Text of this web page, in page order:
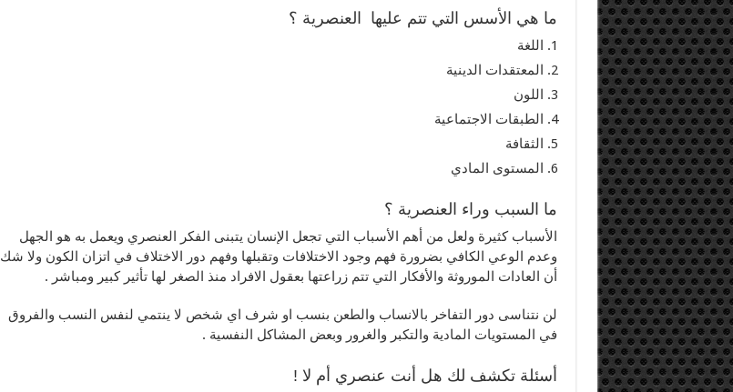
ما هي الأسس التي تتم عليها العنصرية ؟
اللغة
المعتقدات الدينية
اللون
الطبقات الاجتماعية
الثقافة
المستوى المادي
ما السبب وراء العنصرية ؟
الأسباب كثيرة ولعل من أهم الأسباب التي تجعل الإنسان يتبنى الفكر العنصري ويعمل به هو الجهل
وعدم الوعي الكافي بضرورة فهم وجود الاختلافات وتقبلها وفهم دور الاختلاف في اتزان الكون ولا شك
أن العادات الموروثة والأفكار التي تتم زراعتها بعقول الافراد منذ الصغر لها تأثير كبير ومباشر .
لن نتناسى دور التفاخر بالانساب والطعن بنسب او شرف اي شخص لا ينتمي لنفس النسب والفروق
في المستويات المادية والتكبر والغرور وبعض المشاكل النفسية .
أسئلة تكشف لك هل أنت عنصري أم لا !